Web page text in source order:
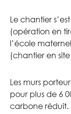
Le chantier
(opération en
l’école
(chantier en
Les murs
pour plus de 6
carbone réduit.